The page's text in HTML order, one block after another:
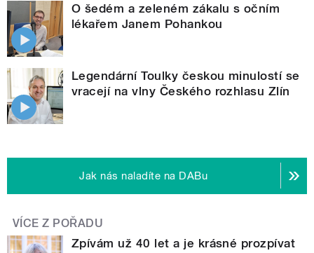
O šedém a zeleném zákalu s očním
lékařem Janem Pohankou
Legendární Toulky českou minulostí se
vracejí na vlny Českého rozhlasu Zlín
Jak nás naladíte na DABu
VÍCE Z POŘADU
Zpívám už 40 let a je krásné prozpívat